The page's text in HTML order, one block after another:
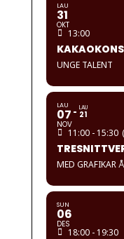
LAU
31
OKT
13:00
UNGE TALENT
LAU
07
NOV
LAU
21
11:00 - 15:30
MED GRAFIKAR
SUN
06
DES
18:00 - 19:30